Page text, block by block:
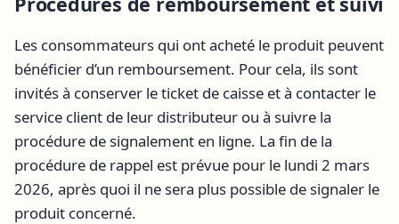
Les consommateurs qui ont acheté le produit peuvent
bénéficier d’un remboursement. Pour cela, ils sont
invités à conserver le ticket de caisse et à contacter le
service client de leur distributeur ou à suivre la
procédure de signalement en ligne. La fin de la
procédure de rappel est prévue pour le lundi 2 mars
2026, après quoi il ne sera plus possible de signaler le
produit concerné.